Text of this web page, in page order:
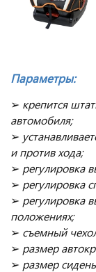
Параметры:
➢ крепится
автомобиля;
➢
и против хода;
➢ регулировка
➢ регулировка
➢ регулировка
положениях;
➢ съемный
➢ размер
➢ размер